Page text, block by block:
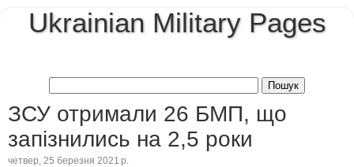
Ukrainian Military Pages
ЗСУ отримали 26 БМП, що
запізнились на 2,5 роки
четвер, 25 березня 2021 р.